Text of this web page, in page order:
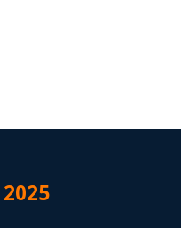
2025